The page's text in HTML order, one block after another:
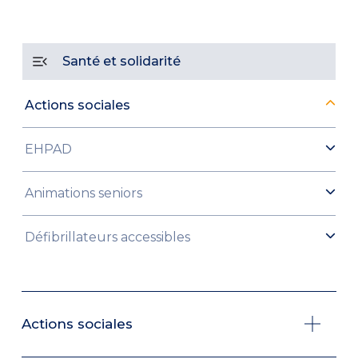
Santé et solidarité
Actions sociales
EHPAD
Animations seniors
Défibrillateurs accessibles
Actions sociales